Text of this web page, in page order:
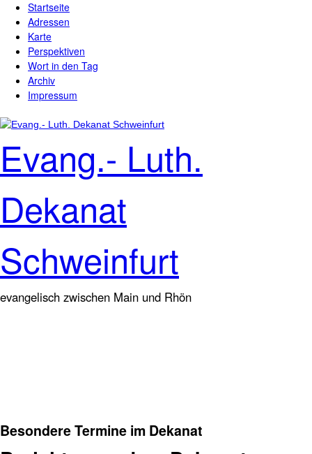
Direkt zum Inhalt
Hauptmenü
Startseite
Adressen
Karte
Perspektiven
Wort in den Tag
Archiv
Impressum
Evang.- Luth.
Dekanat
Schweinfurt
evangelisch zwischen Main und Rhön
Besondere Termine im Dekanat